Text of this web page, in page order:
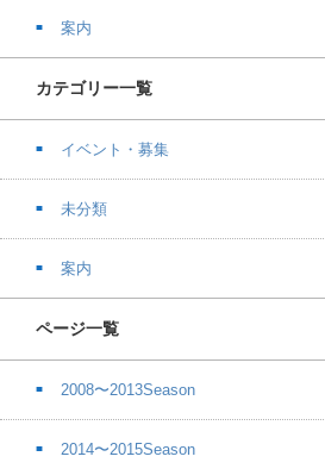
案内
カテゴリー一覧
イベント・募集
未分類
案内
ページ一覧
2008〜2013Season
2014〜2015Season